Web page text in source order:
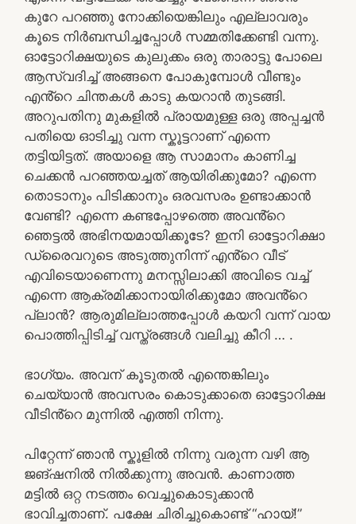
കുറേ പറഞ്ഞു നോക്കിയെങ്കിലും എല്ലാവരും
കൂടെ നിർബന്ധിച്ചപ്പോൾ സമ്മതിക്കേണ്ടി വന്നു.
ഓട്ടോറിക്ഷയുടെ കുലുക്കം ഒരു താരാട്ടു പോലെ
ആസ്വദിച്ച് അങ്ങനെ പോകുമ്പോൾ വീണ്ടും
എൻ്റെ ചിന്തകൾ കാടു കയറാൻ തുടങ്ങി.
അറുപതിനു മുകളിൽ പ്രായമുള്ള ഒരു അപ്പച്ചൻ
പതിയെ ഓടിച്ചു വന്ന സ്കൂട്ടറാണ് എന്നെ
തട്ടിയിട്ടത്. അയാളെ ആ സാമാനം കാണിച്ച
ചെക്കൻ പറഞ്ഞയച്ചത് ആയിരിക്കുമോ? എന്നെ
തൊടാനും പിടിക്കാനും ഒരവസരം ഉണ്ടാക്കാൻ
വേണ്ടി? എന്നെ കണ്ടപ്പോഴത്തെ അവൻ്റെ
ഞെട്ടൽ അഭിനയമായിക്കൂടേ? ഇനി ഓട്ടോറിക്ഷാ
ഡ്രൈവറുടെ അടുത്തുനിന്ന് എൻ്റെ വീട്
എവിടെയാണെന്നു മനസ്സിലാക്കി അവിടെ വച്ച്
എന്നെ ആക്രമിക്കാനായിരിക്കുമോ അവൻ്റെ
പ്ലാൻ? ആരുമില്ലാത്തപ്പോൾ കയറി വന്ന് വായ
പൊത്തിപ്പിടിച്ച് വസ്ത്രങ്ങൾ വലിച്ചു കീറി … .
ഭാഗ്യം. അവന് കൂടുതൽ എന്തെങ്കിലും
ചെയ്യാൻ അവസരം കൊടുക്കാതെ ഓട്ടോറിക്ഷ
വീടിൻ്റെ മുന്നിൽ എത്തി നിന്നു.
പിറ്റേന്ന് ഞാൻ സ്കൂളിൽ നിന്നു വരുന്ന വഴി ആ
ജങ്ഷനിൽ നിൽക്കുന്നു അവൻ. കാണാത്ത
മട്ടിൽ ഒറ്റ നടത്തം വെച്ചുകൊടുക്കാൻ
ഭാവിച്ചതാണ്. പക്ഷേ ചിരിച്ചുകൊണ്ട് “ഹായ്!”